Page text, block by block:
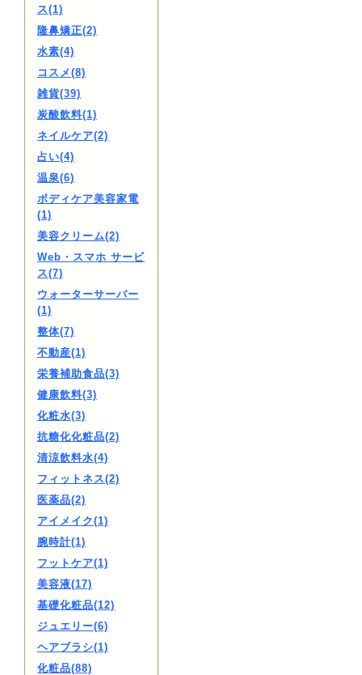
ス(1)
隆鼻矯正(2)
水素(4)
コスメ(8)
雑貨(39)
炭酸飲料(1)
ネイルケア(2)
占い(4)
温泉(6)
ボディケア美容家電
(1)
美容クリーム(2)
Web・スマホ サービ
ス(7)
ウォーターサーバー
(1)
整体(7)
不動産(1)
栄養補助食品(3)
健康飲料(3)
化粧水(3)
抗糖化化粧品(2)
清涼飲料水(4)
フィットネス(2)
医薬品(2)
アイメイク(1)
腕時計(1)
フットケア(1)
美容液(17)
基礎化粧品(12)
ジュエリー(6)
ヘアブラシ(1)
化粧品(88)